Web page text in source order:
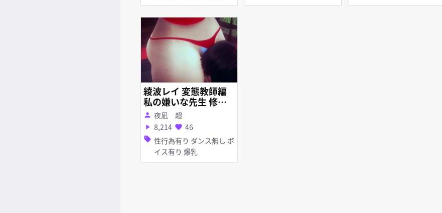
綾波レイ 変態教師編
私の嫌いな先生 修正
版
person 夜凪 超
play_arrow 8,214 favorite 46
sell 性行為有り ダンス無し ボ
イス有り 爆乳